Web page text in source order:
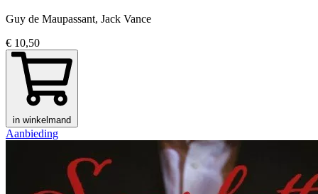
Guy de Maupassant, Jack Vance
€ 10,50
in winkelmand
Aanbieding